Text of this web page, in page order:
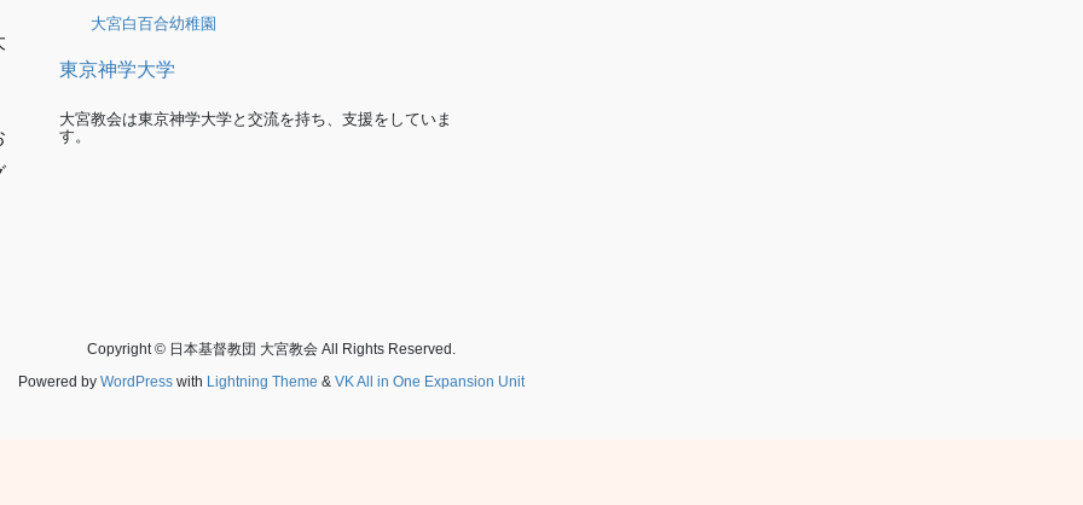
大宮白百合幼稚園
東京神学大学
大宮教会は東京神学大学と交流を持ち、支援をしていま
す。
Copyright © 日本基督教団 大宮教会 All Rights Reserved.
Powered by WordPresswith Lightning Theme & VK All in One Expansion Unit